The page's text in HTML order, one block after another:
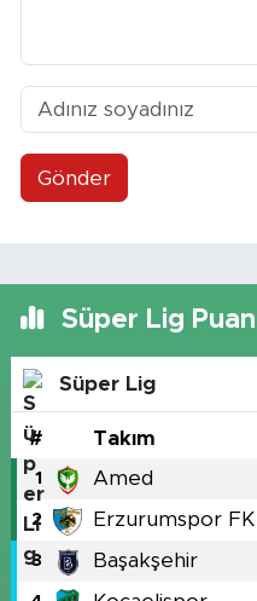
Gönder
Süper Lig
Süper Lig
# Takım
1 Amed
2 Erzurumspor FK
3 Başakşehir